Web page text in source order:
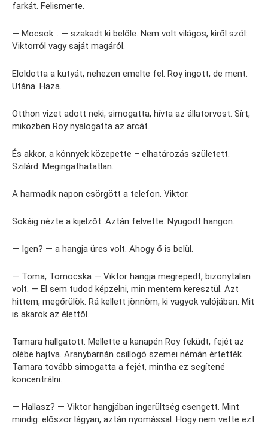
farkát. Felismerte.
— Mocsok… — szakadt ki belőle. Nem volt világos, kiről szól:
Viktorról vagy saját magáról.
Eloldotta a kutyát, nehezen emelte fel. Roy ingott, de ment.
Utána. Haza.
Otthon vizet adott neki, simogatta, hívta az állatorvost. Sírt,
miközben Roy nyalogatta az arcát.
És akkor, a könnyek közepette – elhatározás született.
Szilárd. Megingathatatlan.
A harmadik napon csörgött a telefon. Viktor.
Sokáig nézte a kijelzőt. Aztán felvette. Nyugodt hangon.
— Igen? — a hangja üres volt. Ahogy ő is belül.
— Toma, Tomocska — Viktor hangja megrepedt, bizonytalan
volt. — El sem tudod képzelni, min mentem keresztül. Azt
hittem, megőrülök. Rá kellett jönnöm, ki vagyok valójában. Mit
is akarok az élettől.
Tamara hallgatott. Mellette a kanapén Roy feküdt, fejét az
ölébe hajtva. Aranybarnán csillogó szemei némán értették.
Tamara tovább simogatta a fejét, mintha ez segítené
koncentrálni.
— Hallasz? — Viktor hangjában ingerültség csengett. Mint
mindig: először lágyan, aztán nyomással. Hogy nem vette ezt